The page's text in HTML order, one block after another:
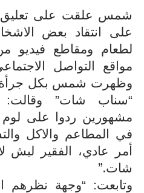
على انتقاد بعض
لطعام ومقاطع
مواقع التواصل
وظهرت شمس بكل جرأة
مشهورين ردوا على
في المطاعم والاكل
أمر عادي، الفقير
شات”.
وتابعت: “وجهة نظرهم